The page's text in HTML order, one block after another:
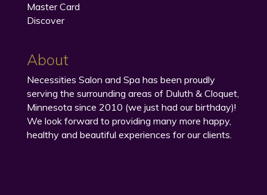
Master Card
Discover
About
Necessities Salon and Spa has been proudly
serving the surrounding areas of Duluth & Cloquet,
Minnesota since 2010 (we just had our birthday)!
We look forward to providing many more happy,
healthy and beautiful experiences for our clients.